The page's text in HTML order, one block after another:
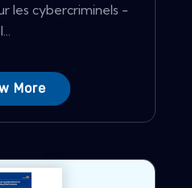
les cybercriminels -
More